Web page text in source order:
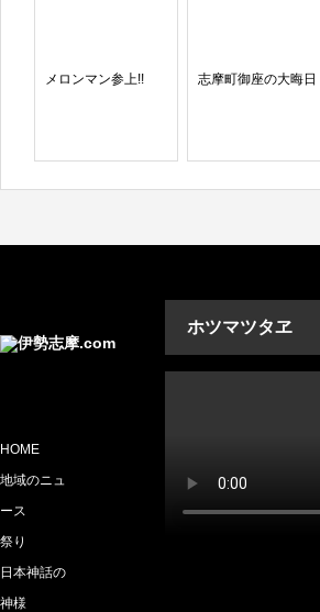
メロンマン参上!! 志摩町御座の大晦日
ホツマツタヱ
HOME
地域のニュ
ース
祭り
日本神話の
神様